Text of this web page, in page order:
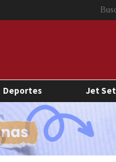
Deportes Jet Set